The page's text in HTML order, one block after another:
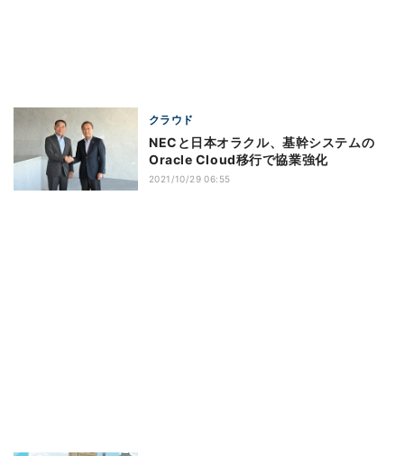
クラウド
NECと日本オラクル、基幹システムの
Oracle Cloud移行で協業強化
2021/10/29 06:55